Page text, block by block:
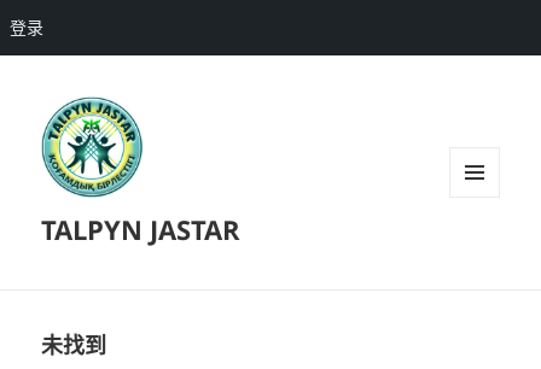
登录
TALPYN JASTAR
未找到